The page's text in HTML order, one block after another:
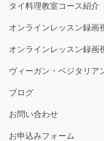
タイ料理教室コース紹介
オンラインレッスン録画
オンラインレッスン録画
ヴィーガン・ベジタリア
ブログ
お問い合わせ
お申込みフォーム